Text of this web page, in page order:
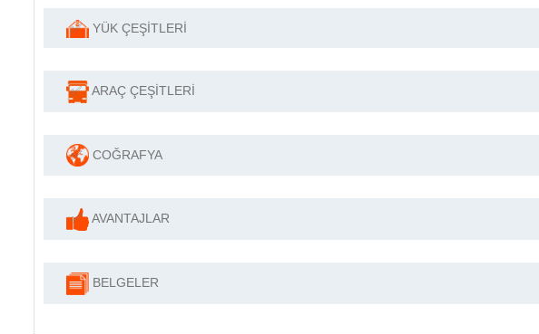
✅ YÜK ÇEŞİTLERİ
✅ ARAÇ ÇEŞİTLERİ
✅ COĞRAFYA
✅ AVANTAJLAR
BELGELER